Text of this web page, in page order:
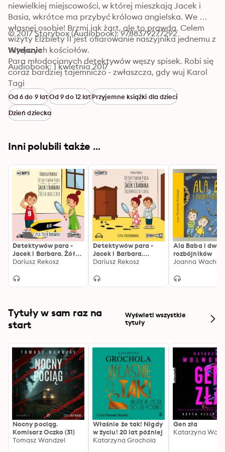
niewielkiej miejscowości, w której mieszkają Jacek i
Basia, wkrótce ma przybyć królowa angielska. We
własnej osobie! Brzmi jak żart, ale to prawda. Celem
wizyty Elżbiety II jest ofiarowanie naszyjnika jednemu z
tutejszych kościołów.
Para młodocianych detektywów węszy spisek. Robi się
coraz bardziej tajemniczo - zwłaszcza, gdy wuj Karol
nagle zapada się pod ziemię.
© 2017 Storybox (Audiobook): 9788379277292
Wydanie
Audiobook: 1 kwietnia 2017
Tagi
Od 6 do 9 latOd 9 do 12 latPrzyjemne książki dla dzieci
Dzień dziecka
Inni polubili także ...
Detektywów para -
Jacek i Barbara. Żółta
walizka
Dariusz Rekosz
Detektywów para -
Jacek i Barbara.
Tajemnicza szafa.
Dariusz Rekosz
Ala Baba i
rozbójników
Joanna
Tytuły w sam raz na
start
Wyświetl wszystkie
tytuły
Nocny pociąg.
Komisarz Oczko (31)
Tomasz Wandzel
Właśnie że tak! Nigdy
w życiu! 20 lat później
Katarzyna Grochola
Gen zła
Katarzyna